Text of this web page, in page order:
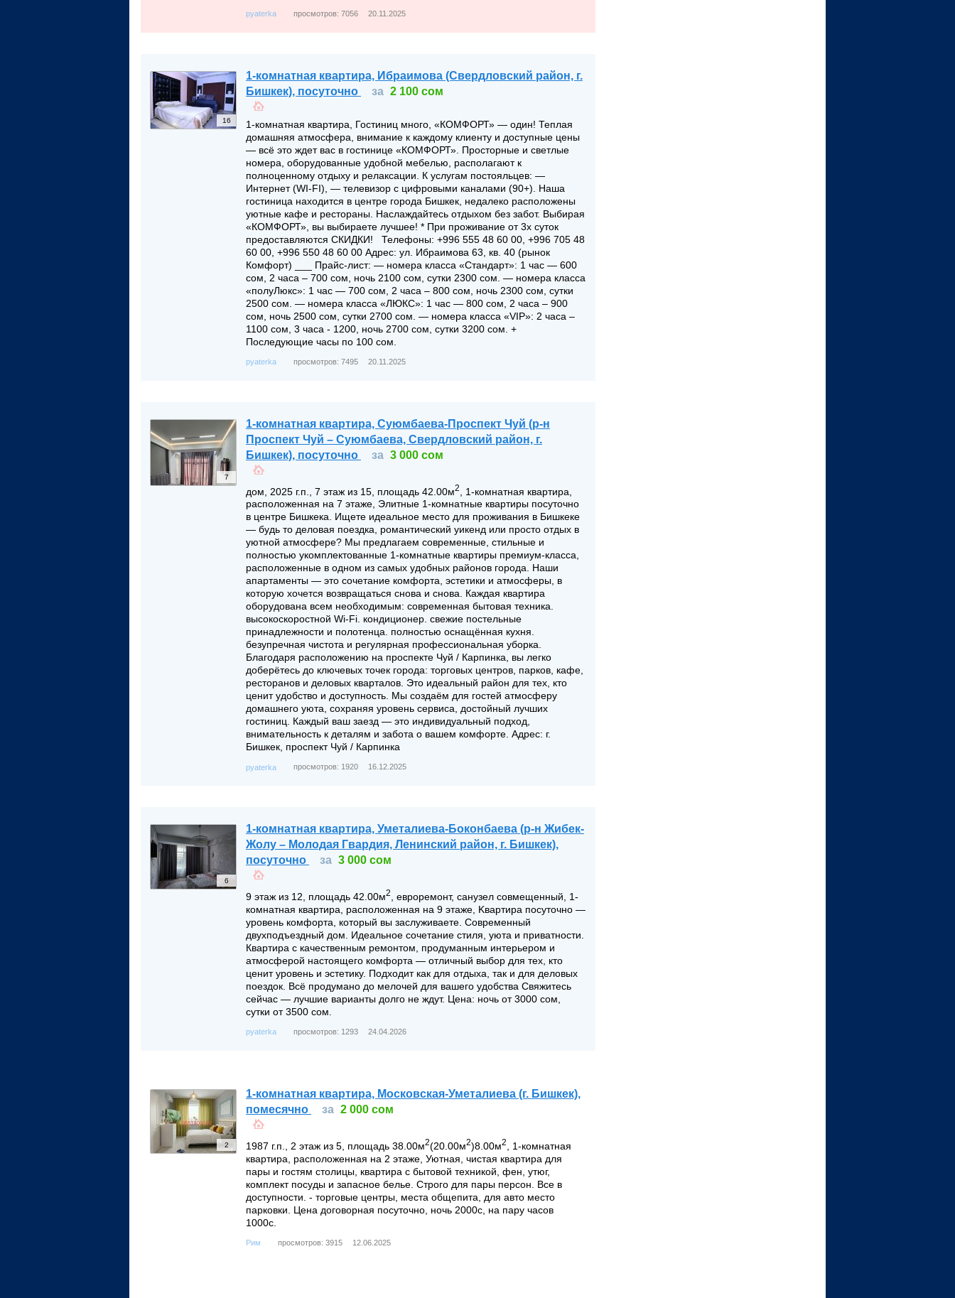
pyaterka просмотров: 7056 20.11.2025
16
1-комнатная квартира, Ибраимова (Свердловский район, г.
Бишкек), посуточно
за 2 100 сом
1-комнатная квартира, Гостиниц много, «КОМФОРТ» — один! Теплая
домашняя атмосфера, внимание к каждому клиенту и доступные цены
— всё это ждет вас в гостинице «КОМФОРТ». Просторные и светлые
номера, оборудованные удобной мебелью, располагают к
полноценному отдыху и релаксации. К услугам постояльцев: —
Интернет (WI-FI), — телевизор с цифровыми каналами (90+). Наша
гостиница находится в центре города Бишкек, недалеко расположены
уютные кафе и рестораны. Наслаждайтесь отдыхом без забот. Выбирая
«КОМФОРТ», вы выбираете лучшее! * При проживание от 3х суток
предоставляются СКИДКИ! Телефоны: +996 555 48 60 00, +996 705 48
60 00, +996 550 48 60 00 Адрес: ул. Ибраимова 63, кв. 40 (рынок
Комфорт) ___ Прайс-лист: — номера класса «Стандарт»: 1 час — 600
сом, 2 часа – 700 сом, ночь 2100 сом, сутки 2300 сом. — номера класса
«полуЛюкс»: 1 час — 700 сом, 2 часа – 800 сом, ночь 2300 сом, сутки
2500 сом. — номера класса «ЛЮКС»: 1 час — 800 сом, 2 часа – 900
сом, ночь 2500 сом, сутки 2700 сом. — номера класса «VIP»: 2 часа –
1100 сом, 3 часа - 1200, ночь 2700 сом, сутки 3200 сом. +
Последующие часы по 100 сом.
pyaterka просмотров: 7495 20.11.2025
7
1-комнатная квартира, Суюмбаева-Проспект Чуй (р-н
Проспект Чуй – Суюмбаева, Свердловский район, г.
Бишкек), посуточно
за 3 000 сом
дом, 2025 г.п., 7 этаж из 15, площадь 42.00м2
, 1-комнатная квартира,
расположенная на 7 этаже, Элитные 1-комнатные квартиры посуточно
в центре Бишкека. Ищете идеальное место для проживания в Бишкеке
— будь то деловая поездка, романтический уикенд или просто отдых в
уютной атмосфере? Мы предлагаем современные, стильные и
полностью укомплектованные 1-комнатные квартиры премиум-класса,
расположенные в одном из самых удобных районов города. Наши
апартаменты — это сочетание комфорта, эстетики и атмосферы, в
которую хочется возвращаться снова и снова. Каждая квартира
оборудована всем необходимым: современная бытовая техника.
высокоскоростной Wi-Fi. кондиционер. свежие постельные
принадлежности и полотенца. полностью оснащённая кухня.
безупречная чистота и регулярная профессиональная уборка.
Благодаря расположению на проспекте Чуй / Карпинка, вы легко
доберётесь до ключевых точек города: торговых центров, парков, кафе,
ресторанов и деловых кварталов. Это идеальный район для тех, кто
ценит удобство и доступность. Мы создаём для гостей атмосферу
домашнего уюта, сохраняя уровень сервиса, достойный лучших
гостиниц. Каждый ваш заезд — это индивидуальный подход,
внимательность к деталям и забота о вашем комфорте. Адрес: г.
Бишкек, проспект Чуй / Карпинка
pyaterka просмотров: 1920 16.12.2025
6
1-комнатная квартира, Уметалиева-Боконбаева (р-н Жибек-
Жолу – Молодая Гвардия, Ленинский район, г. Бишкек),
посуточно
за 3 000 сом
9 этаж из 12, площадь 42.00м2
, евроремонт, санузел совмещенный, 1-
комнатная квартира, расположенная на 9 этаже, Kвартира посуточно —
уровень комфорта, который вы заслуживаете. Современный
двухподъездный дом. Идеальное сочетание стиля, уюта и приватности.
Квартира с качественным ремонтом, продуманным интерьером и
атмосферой настоящего комфорта — отличный выбор для тех, кто
ценит уровень и эстетику. Подходит как для отдыха, так и для деловых
поездок. Всё продумано до мелочей для вашего удобства Свяжитесь
сейчас — лучшие варианты долго не ждут. Цена: ночь от 3000 сом,
сутки от 3500 сом.
pyaterka просмотров: 1293 24.04.2026
2
1-комнатная квартира, Московская-Уметалиева (г. Бишкек),
помесячно
за 2 000 сом
1987 г.п., 2 этаж из 5, площадь 38.00м2(20.00м2)8.00м2
, 1-комнатная
квартира, расположенная на 2 этаже, Уютная, чистая квартира для
пары и гостям столицы, квартира с бытовой техникой, фен, утюг,
комплект посуды и запасное белье. Строго для пары персон. Все в
доступности. - торговые центры, места общепита, для авто место
парковки. Цена договорная посуточно, ночь 2000с, на пару часов
1000с.
Рим просмотров: 3915 12.06.2025